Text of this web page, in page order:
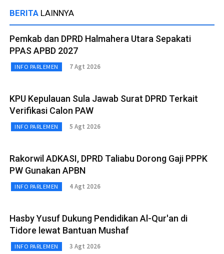
BERITA LAINNYA
Pemkab dan DPRD Halmahera Utara Sepakati
PPAS APBD 2027
INFO PARLEMEN 7 Agt 2026
KPU Kepulauan Sula Jawab Surat DPRD Terkait
Verifikasi Calon PAW
INFO PARLEMEN 5 Agt 2026
Rakorwil ADKASI, DPRD Taliabu Dorong Gaji PPPK
PW Gunakan APBN
INFO PARLEMEN 4 Agt 2026
Hasby Yusuf Dukung Pendidikan Al-Qur'an di
Tidore lewat Bantuan Mushaf
INFO PARLEMEN 3 Agt 2026